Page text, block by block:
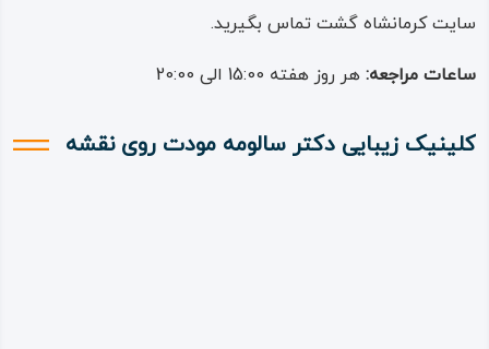
سایت کرمانشاه گشت تماس بگیرید.
ساعات مراجعه: هر روز هفته 15:00 الی 20:00
کلینیک زیبایی دکتر سالومه مودت روی نقشه